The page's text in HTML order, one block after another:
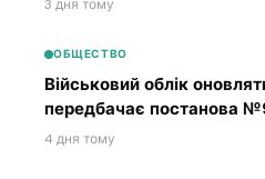
3 дня тому
ОБЩЕСТВО
Військовий облік
передбачає постанова
4 дня тому